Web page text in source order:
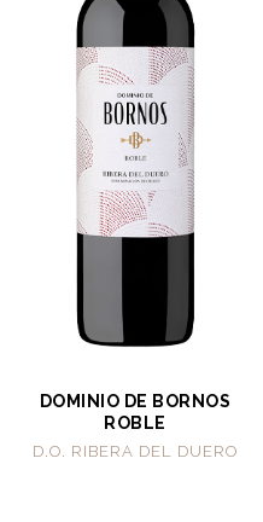
DOMINIO DE BORNOS
ROBLE
D.O. RIBERA DEL DUERO